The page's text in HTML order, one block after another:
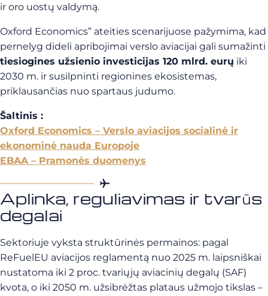
ir oro uostų valdymą.
Oxford Economics” ateities scenarijuose pažymima, kad
pernelyg dideli apribojimai verslo aviacijai gali sumažinti
tiesiogines užsienio investicijas 120 mlrd. eurų iki
2030 m. ir susilpninti regionines ekosistemas,
priklausančias nuo spartaus judumo.
Šaltinis :
Oxford Economics – Verslo aviacijos socialinė ir
ekonominė nauda Europoje
EBAA – Pramonės duomenys
Aplinka, reguliavimas ir tvarūs
degalai
Sektoriuje vyksta struktūrinės permainos: pagal
ReFuelEU aviacijos reglamentą nuo 2025 m. laipsniškai
nustatoma iki 2 proc. tvariųjų aviacinių degalų (SAF)
kvota, o iki 2050 m. užsibrėžtas plataus užmojo tikslas –